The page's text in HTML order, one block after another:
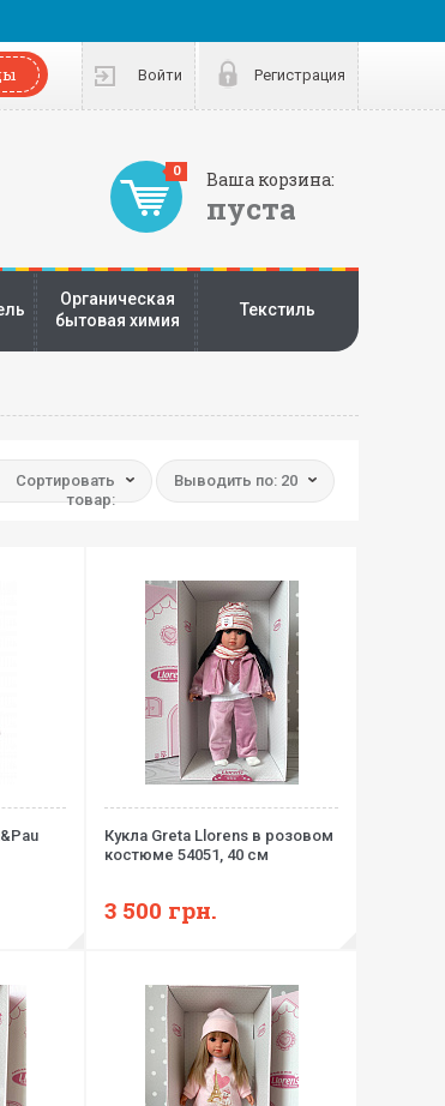
Войти Регистрация
Ваша корзина:
пуста
0
Органическая
бытовая химия
Текстиль
Сортировать
товар:
Выводить по: 20
Кукла Greta Llorens в розовом
костюме 54051, 40 см
3 500 грн.